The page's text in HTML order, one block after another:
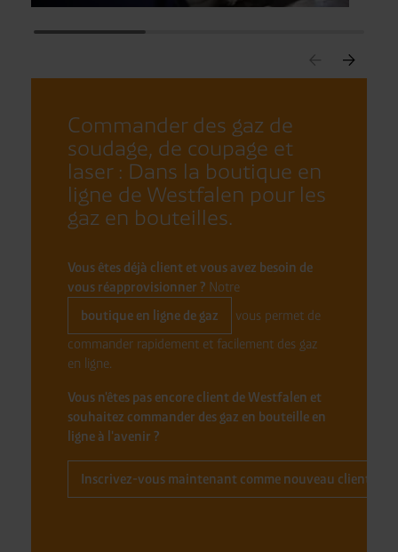
Commander des gaz de
soudage, de coupage et
laser : Dans la boutique en
ligne de Westfalen pour les
gaz en bouteilles.
Vous êtes déjà client et vous avez besoin de
vous réapprovisionner ? Notre
boutique en ligne de gaz
vous permet de
commander rapidement et facilement des gaz
en ligne.
Vous n'êtes pas encore client de Westfalen et
souhaitez commander des gaz en bouteille en
ligne à l'avenir ?
Inscrivez-vous maintenant comme nouveau client